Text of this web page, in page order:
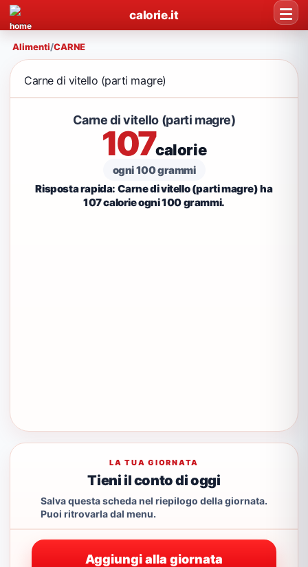
calorie.it
Alimenti/CARNE
Carne di vitello (parti magre)
Carne di vitello (parti magre)
107calorie
ogni 100 grammi
Risposta rapida: Carne di vitello (parti magre) ha
107 calorie ogni 100 grammi.
LA TUA GIORNATA
Tieni il conto di oggi
Salva questa scheda nel riepilogo della giornata.
Puoi ritrovarla dal menu.
Aggiungi alla giornata